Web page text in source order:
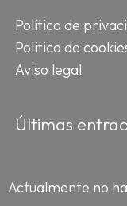
Política de
Politica de
Aviso legal
Últimas
Actualmente no